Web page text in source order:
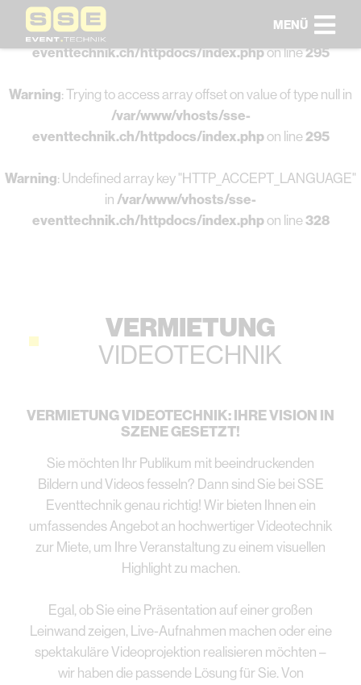
Warning: Undefined array key 0 in
/var/www/vhosts/sse-
eventtechnik.ch/httpdocs/index.phpon line295
Warning: Trying to access array offset on value of type null in
/var/www/vhosts/sse-
eventtechnik.ch/httpdocs/index.phpon line295
Warning: Undefined array key "HTTP_ACCEPT_LANGUAGE"
in /var/www/vhosts/sse-
eventtechnik.ch/httpdocs/index.phpon line328
MENÜ
VERMIETUNG
VIDEOTECHNIK
VERMIETUNG VIDEOTECHNIK: IHRE VISION IN
SZENE GESETZT!
Sie möchten Ihr Publikum mit beeindruckenden
Bildern und Videos fesseln? Dann sind Sie bei SSE
Eventtechnik genau richtig! Wir bieten Ihnen ein
umfassendes Angebot an hochwertiger Videotechnik
zur Miete, um Ihre Veranstaltung zu einem visuellen
Highlight zu machen.
Egal, ob Sie eine Präsentation auf einer großen
Leinwand zeigen, Live-Aufnahmen machen oder eine
spektakuläre Videoprojektion realisieren möchten –
wir haben die passende Lösung für Sie. Von